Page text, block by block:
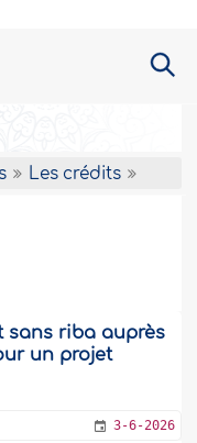
Les crédits
sans riba auprès
un projet
3-6-2026